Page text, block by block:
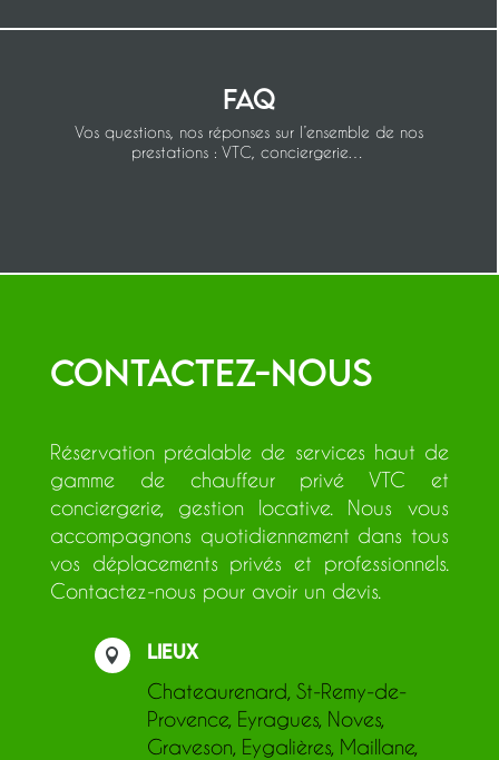
FAQ
Vos questions, nos réponses sur l’ensemble de nos
prestations : VTC, conciergerie…
Contactez-nous
Réservation préalable de services haut de
gamme de chauffeur privé VTC et
conciergerie, gestion locative. Nous vous
accompagnons quotidiennement dans tous
vos déplacements privés et professionnels.
Contactez-nous pour avoir un devis.

Lieux
Chateaurenard St-Remy-de-
Provence, Eyragues, Noves,
Graveson Eygalières, Maillane,